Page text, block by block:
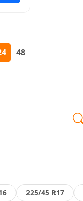
48
225/45 R17